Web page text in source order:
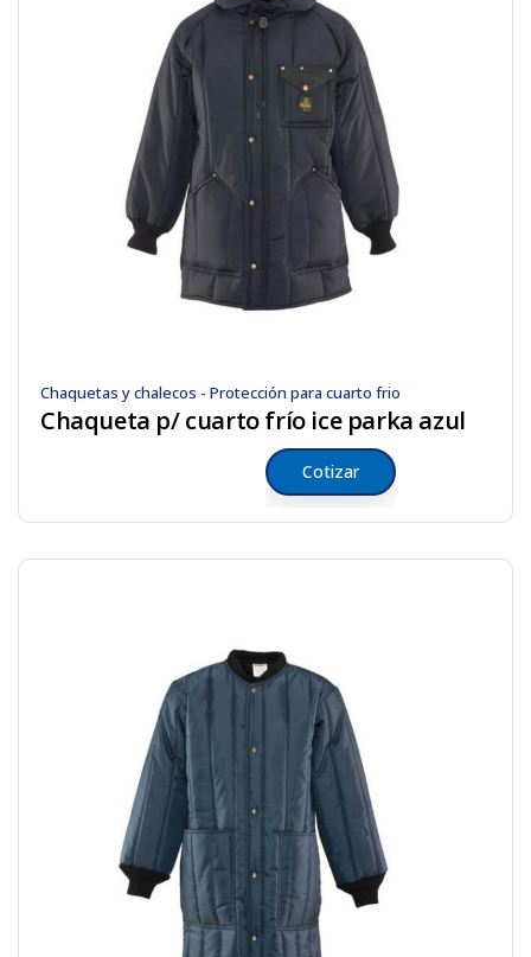
Chaquetas y chalecos - Protección para cuarto frio
Chaqueta p/ cuarto frío ice parka azul
Cotizar